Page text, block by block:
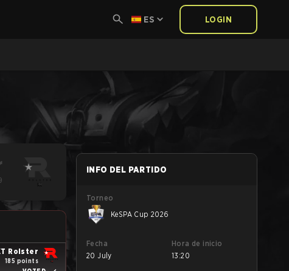
ES LOGIN
Rolster
185 points
INFO DEL PARTIDO
Torneo
KeSPA Cup 2026
Fecha
20 July
Hora de inicio
13:20